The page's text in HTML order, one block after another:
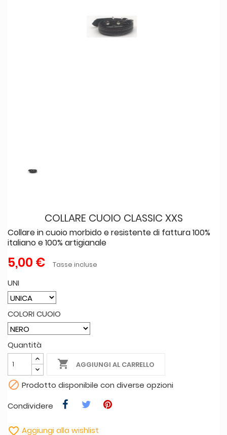
COLLARE CUOIO CLASSIC XXS
Collare in cuoio morbido e resistente di fattura 100%
italiano e 100% artigianale
5,00 € Tasse incluse
UNI
COLORI CUOIO
Quantità
 AGGIUNGI AL CARRELLO
 Prodotto disponibile con diverse opzioni
Condividere
 Aggiungi alla wishlist